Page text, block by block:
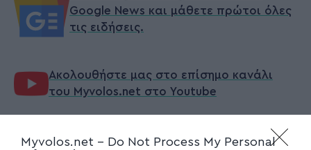
Myvolos.net - Do Not Process My Personal
Google News και μάθετε πρώτοι όλες
τις ειδήσεις.
Ακολουθήστε μας στο επίσημο κανάλι
του Myvolos.net στο Youtube